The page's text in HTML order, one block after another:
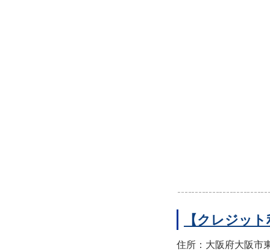
【クレジッ
住所：大阪府大阪市